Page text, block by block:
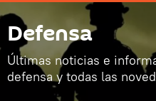
Defensa
Últimas noticias e
defensa y todas las